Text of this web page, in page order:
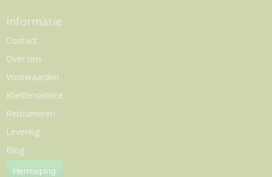
Informatie
Contact
Over ons
Voorwaarden
Klantenservice
Retourneren
Levering
Blog
Herroeping